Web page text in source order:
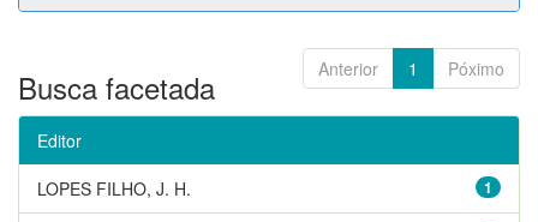
Anterior 1 Póximo
Busca facetada
Editor
1
LOPES FILHO, J. H.